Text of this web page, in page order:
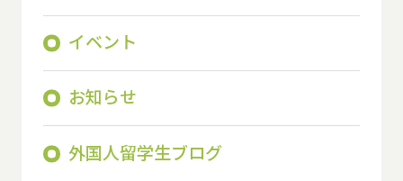
イベント
お知らせ
外国人留学生ブログ